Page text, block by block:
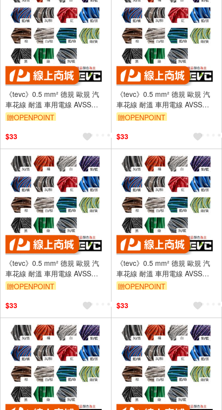
《tevc》0.5 mm² 德規 歐規 汽
車花線 耐溫 車用電線 AVSS
20AWG 花線 車用配線 機車
贈OPENPOINT
$33
《tevc》0.5 mm² 德規 歐規 汽
車花線 耐溫 車用電線 AVSS
20AWG 花線 車用配線 機車
贈OPENPOINT
$33
《tevc》0.5 mm² 德規 歐規 汽
車花線 耐溫 車用電線 AVSS
20AWG 花線 車用配線 機車
贈OPENPOINT
$33
《tevc》0.5 mm² 德規 歐規 汽
車花線 耐溫 車用電線 AVSS
20AWG 花線 車用配線 機車
贈OPENPOINT
$33